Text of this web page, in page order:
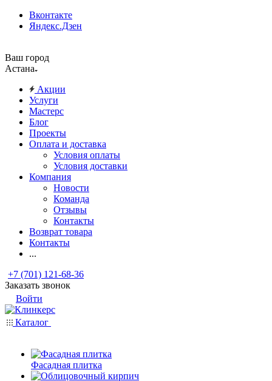
Вконтакте
Яндекс.Дзен
Ваш город
Астана
Акции
Услуги
Мастерс
Блог
Проекты
Оплата и доставка
Условия оплаты
Условия доставки
Компания
Новости
Команда
Отзывы
Контакты
Возврат товара
Контакты
...
+7 (701) 121-68-36
Заказать звонок
Войти
Каталог
Фасадная плитка